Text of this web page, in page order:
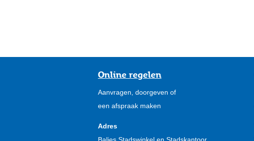
Online regelen
Aanvragen, doorgeven of
een afspraak maken
Adres